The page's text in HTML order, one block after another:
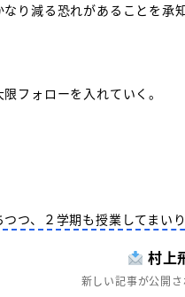
り減る恐れがあることを承
フォローを入れていく。
つ、２学期も授業してまい
村上
新しい記事が公開